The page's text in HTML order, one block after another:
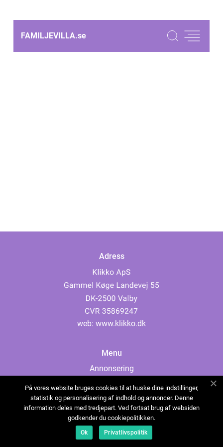
FAMILJEVILLA.se
Adress
web: www.klikko.dk
Menu
Annonsering
Cookies
Kontakta oss
Sitemap
På vores website bruges cookies til at huske dine indstillinger,
statistik og personalisering af indhold og annoncer. Denne
information deles med tredjepart. Ved fortsat brug af websiden
godkender du cookiepolitikken.
Ok Privatlivspolitik